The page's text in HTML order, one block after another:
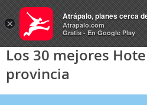
Hoteles
Los 30 mejores
provincia
×
Atrápalo, planes cerca
Atrapalo.com
Gratis - En Google Play